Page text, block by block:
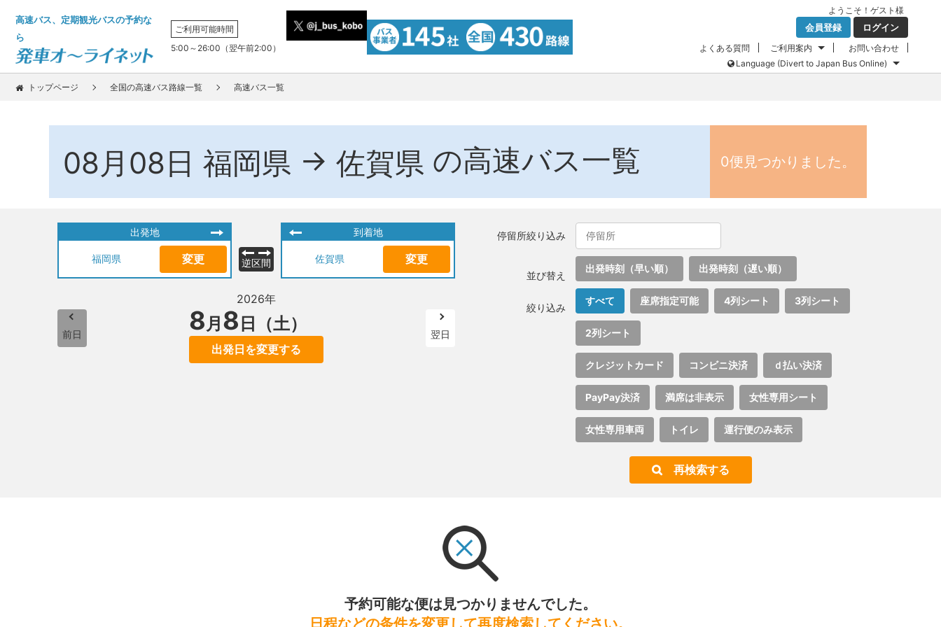
高速バス、定期観光バスの予約な
ら
ご利用可能時間
5:00～26:00（翌午前2:00）
ようこそ！ ゲスト 様
会員登録 ログイン
よくある質問 ご利用案内
お問い合わせ
Language (Divert to Japan Bus Online)
トップページ 全国の高速バス路線一覧 高速バス一覧
08月08日 福岡県 → 佐賀県 の高速バス一覧 0便見つかりました。
出発地
福岡県 変更 逆区間
到着地
佐賀県 変更
前日
2026年
8月 8 日（土）
出発日を変更する
翌日
停留所絞り込み
並び替え
出発時刻（早い順） 出発時刻（遅い順）
絞り込み
すべて 座席指定可能 4列シート 3列シート
2列シート
クレジットカード コンビニ決済 ｄ払い決済
PayPay決済 満席は非表示 女性専用シート
女性専用車両 トイレ 運行便のみ表示
再検索する
予約可能な便は見つかりませんでした。
日程などの条件を変更して再度検索してください。